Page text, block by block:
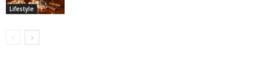
Lifestyle